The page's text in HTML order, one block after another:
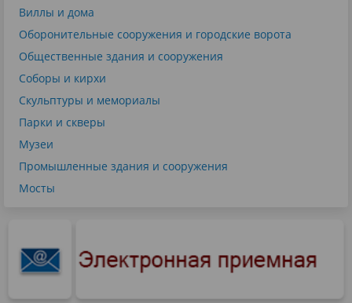
Виллы и дома
Оборонительные сооружения и городские ворота
Общественные здания и сооружения
Соборы и кирхи
Скульптуры и мемориалы
Парки и скверы
Музеи
Промышленные здания и сооружения
Мосты